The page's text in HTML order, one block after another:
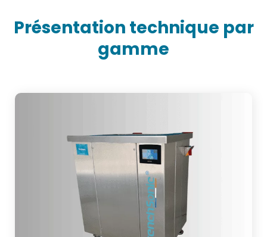
Présentation technique par
gamme